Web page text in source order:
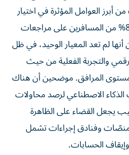
أبرز العوامل المؤثرة في اختيار
الفنادق، حيث يطّلع نحو 80% من المسافرين على مراجعات
لم تعد المعيار الوحيد، في ظل
والتجربة الفعلية من حيث
مستوى المرافق. موضحين أن هناك
الذكاء الاصطناعي لرصد محاولات
يجعل القضاء على الظاهرة
وفنادق إجراءات تشمل
الحسابات.